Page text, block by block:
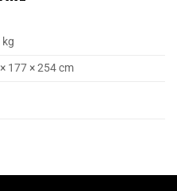
kg
177 × 254 cm